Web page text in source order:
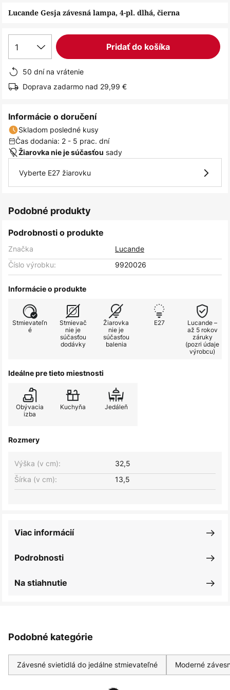
Lucande Gesja závesná lampa, 4-pl. dlhá, čierna
1 Pridať do košíka
50 dní na vrátenie
Doprava zadarmo nad 29,99 €
Informácie o doručení
Skladom posledné kusy
Čas dodania: 2 - 5 prac. dní
Žiarovka nie je súčasťou sady
Vyberte E27 žiarovku
Podobné produkty
Podrobnosti o produkte
Značka
Lucande
Číslo výrobku:
9920026
Informácie o produkte
Stmievateľn
é
Stmievač
nie je
súčasťou
dodávky
Žiarovka
nie je
súčasťou
balenia
E27
Lucande –
až 5 rokov
záruky
(pozri údaje
výrobcu)
Ideálne pre tieto miestnosti
Obývacia
izba
Kuchyňa Jedáleň
Rozmery
Šírka (v cm): 13,5
Výška (v cm): 32,5
Podrobnosti
Viac informácií
Na stiahnutie
Podobné kategórie
Závesné svietidlá do jedálne stmievateľné Moderné